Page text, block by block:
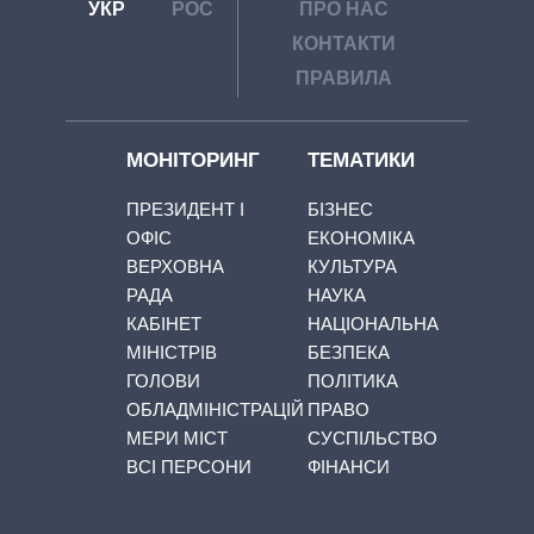
УКР РОС
ПРО НАС
КОНТАКТИ
ПРАВИЛА
МОНІТОРИНГ
ПРЕЗИДЕНТ І
ОФІС
ВЕРХОВНА
РАДА
КАБІНЕТ
МІНІСТРІВ
ГОЛОВИ
ОБЛАДМІНІСТРАЦІЙ
МЕРИ МІСТ
ВСІ ПЕРСОНИ
ТЕМАТИКИ
БІЗНЕС
ЕКОНОМІКА
КУЛЬТУРА
НАУКА
НАЦІОНАЛЬНА
БЕЗПЕКА
ПОЛІТИКА
ПРАВО
СУСПІЛЬСТВО
ФІНАНСИ